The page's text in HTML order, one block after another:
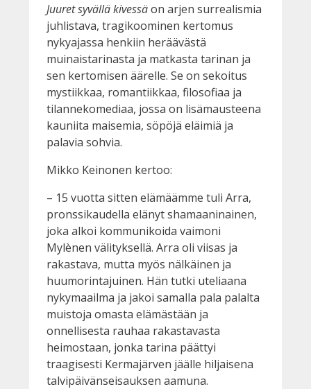
Juuret syvällä kivessäon arjen surrealismia
juhlistava, tragikoominen kertomus
nykyajassa henkiin heräävästä
muinaistarinasta ja matkasta tarinan ja
sen kertomisen äärelle. Se on sekoitus
mystiikkaa, romantiikkaa, filosofiaa ja
tilannekomediaa, jossa on lisämausteena
kauniita maisemia, söpöjä eläimiä ja
palavia sohvia.
Mikko Keinonen kertoo:
– 15 vuotta sitten elämäämme tuli Arra,
pronssikaudella elänyt shamaaninainen,
joka alkoi kommunikoida vaimoni
Mylènen välityksellä. Arra oli viisas ja
rakastava, mutta myös nälkäinen ja
huumorintajuinen. Hän tutki uteliaana
nykymaailma ja jakoi samalla pala palalta
muistoja omasta elämästään ja
onnellisesta rauhaa rakastavasta
heimostaan, jonka tarina päättyi
traagisesti Kermajärven jäälle hiljaisena
talvipäivänseisauksen aamuna.